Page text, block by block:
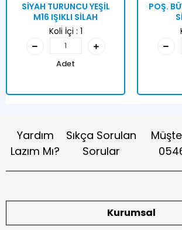
SİYAH TURUNCU YEŞİL
M16 IŞIKLI SİLAH
Koli İçi : 1
Adet
POŞ.
Yardım
Lazım Mı?
Sıkça Sorulan
Sorular
Kurumsal